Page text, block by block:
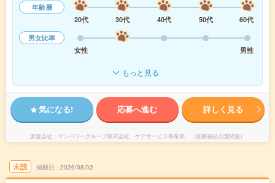
年齢層
20代
30代 40代 50代
60代
男女比率
女性
男性
もっと見る
気になる! 応募へ進む 詳しく見る
派遣会社 マンパワーグループ株式会社 ケアサービス事業部 （医療福祉介護関連）
未読 掲載日 2026/08/02